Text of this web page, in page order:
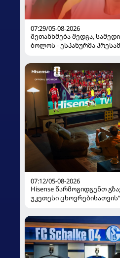
07:29/05-08-2026
შეთანხმება შედგა,
ბოლოს - ესპანურმა
07:12/05-08-2026
Hisense წარმოგიდგენთ
უკეთესი